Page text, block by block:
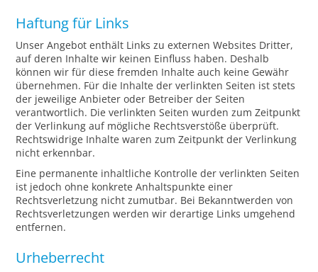
Haftung für Links
Unser Angebot enthält Links zu externen Websites Dritter,
auf deren Inhalte wir keinen Einfluss haben. Deshalb
können wir für diese fremden Inhalte auch keine Gewähr
übernehmen. Für die Inhalte der verlinkten Seiten ist stets
der jeweilige Anbieter oder Betreiber der Seiten
verantwortlich. Die verlinkten Seiten wurden zum Zeitpunkt
der Verlinkung auf mögliche Rechtsverstöße überprüft.
Rechtswidrige Inhalte waren zum Zeitpunkt der Verlinkung
nicht erkennbar.
Eine permanente inhaltliche Kontrolle der verlinkten Seiten
ist jedoch ohne konkrete Anhaltspunkte einer
Rechtsverletzung nicht zumutbar. Bei Bekanntwerden von
Rechtsverletzungen werden wir derartige Links umgehend
entfernen.
Urheberrecht